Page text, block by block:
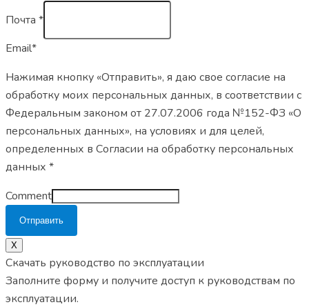
Почта *
Email*
Нажимая кнопку «Отправить», я даю свое согласие на
обработку моих персональных данных, в соответствии с
Федеральным законом от 27.07.2006 года №152-ФЗ «О
персональных данных», на условиях и для целей,
определенных в Согласии на обработку персональных
данных *
Comment
Отправить
X
Скачать руководство по эксплуатации
Заполните форму и получите доступ к руководствам по
эксплуатации.